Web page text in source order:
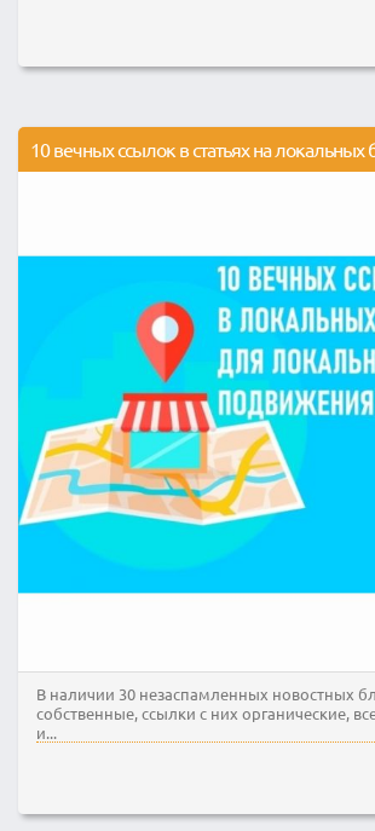
10 вечных ссылок в статьях на локальных
В наличии 30 незаспамленных новостных
собственные, ссылки с них органические,
и...